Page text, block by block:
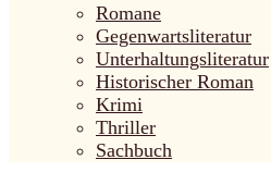
Romane
Gegenwartsliteratur
Unterhaltungsliteratur
Historischer Roman
Krimi
Thriller
Sachbuch